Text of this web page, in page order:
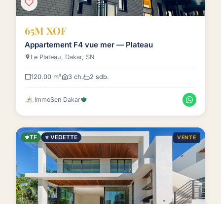
65M XOF
Appartement F4 vue mer — Plateau
Le Plateau, Dakar, SN
120.00 m² 3 ch. 2 sdb.
ImmoSen Dakar
TF ⭐ VEDETTE VENTE